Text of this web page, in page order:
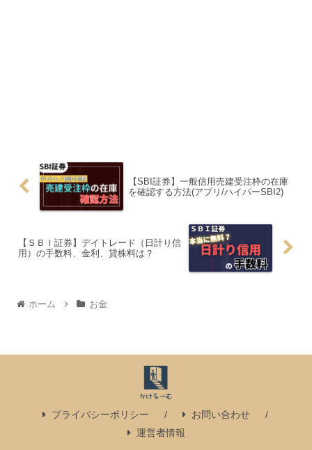
【SBI証券】一般信用売建受注枠の在庫
を確認する方法(アプリ/ハイパーSBI2)
【ＳＢＩ証券】デイトレード（日計り信
用）の手数料、金利、貸株料は？
ホーム お金
プライバシーポリシー
お問い合わせ
運営者情報